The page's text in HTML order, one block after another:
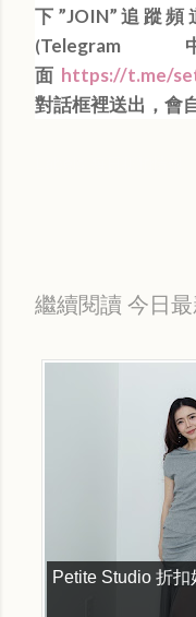
下”JOIN”追蹤
(
面 https://t.me/
對話框裡送出，會
繼續閱讀 今日
Petite Studio 折扣